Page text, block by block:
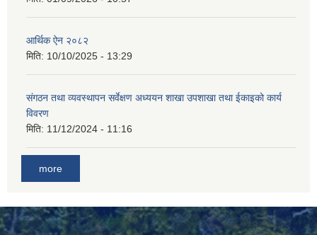
आर्थिक ऐन २०८२
मिति: 10/10/2025 - 13:29
संगठन तथा व्यवस्थापन सर्वेक्षण अध्ययन शाखा उपशाखा तथा ईकाइको कार्य
विवरण
मिति: 11/12/2024 - 11:16
more